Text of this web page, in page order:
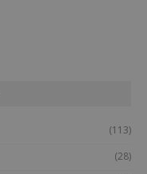
(113)
(28)